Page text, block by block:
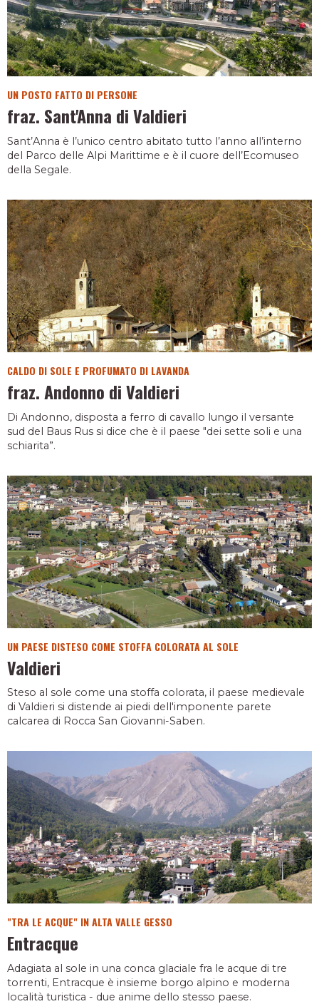
UN POSTO FATTO DI PERSONE
fraz. Sant'Anna di Valdieri
Sant’Anna è l’unico centro abitato tutto l’anno all’interno
del Parco delle Alpi Marittime e è il cuore dell’Ecomuseo
della Segale.
CALDO DI SOLE E PROFUMATO DI LAVANDA
fraz. Andonno di Valdieri
Di Andonno, disposta a ferro di cavallo lungo il versante
sud del Baus Rus si dice che è il paese "dei sette soli e una
schiarita”.
UN PAESE DISTESO COME STOFFA COLORATA AL SOLE
Valdieri
Steso al sole come una stoffa colorata, il paese medievale
di Valdieri si distende ai piedi dell'imponente parete
calcarea di Rocca San Giovanni-Saben.
"TRA LE ACQUE" IN ALTA VALLE GESSO
Entracque
Adagiata al sole in una conca glaciale fra le acque di tre
torrenti, Entracque è insieme borgo alpino e moderna
località turistica - due anime dello stesso paese.